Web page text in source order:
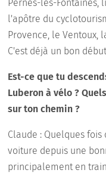
Pernes-les-Fontaines,
l'apôtre du
Provence, le Ventoux,
C'est déjà un bon
Est-ce que tu
Luberon à vélo ?
sur ton chemin ?
Claude : Quelques
voiture depuis une
principalement en